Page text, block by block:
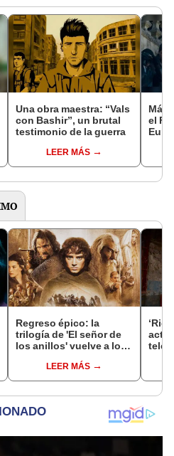
Una obra maestra: “Vals
con Bashir”, un brutal
testimonio de la guerra
LEER MÁS
Más
el
Regreso épico: la
trilogía de 'El señor de
los anillos' vuelve a los
especial por tiempo
limitado
LEER MÁS